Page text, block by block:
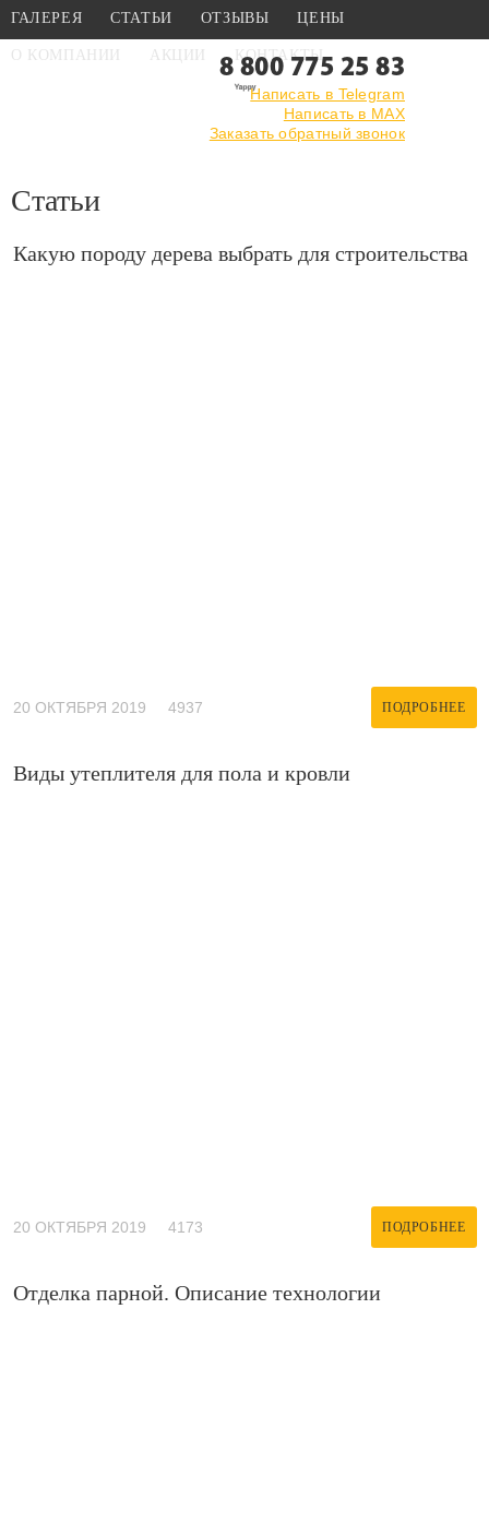
ГАЛЕРЕЯ СТАТЬИ ОТЗЫВЫ ЦЕНЫ
О КОМПАНИИ АКЦИИ КОНТАКТЫ
8 800 775 25 83
Написать в Telegram
Написать в MAX
Заказать обратный звонок
Статьи
Какую породу дерева выбрать для строительства
20 ОКТЯБРЯ 2019 4937 ПОДРОБНЕЕ
Виды утеплителя для пола и кровли
20 ОКТЯБРЯ 2019 4173 ПОДРОБНЕЕ
Отделка парной. Описание технологии